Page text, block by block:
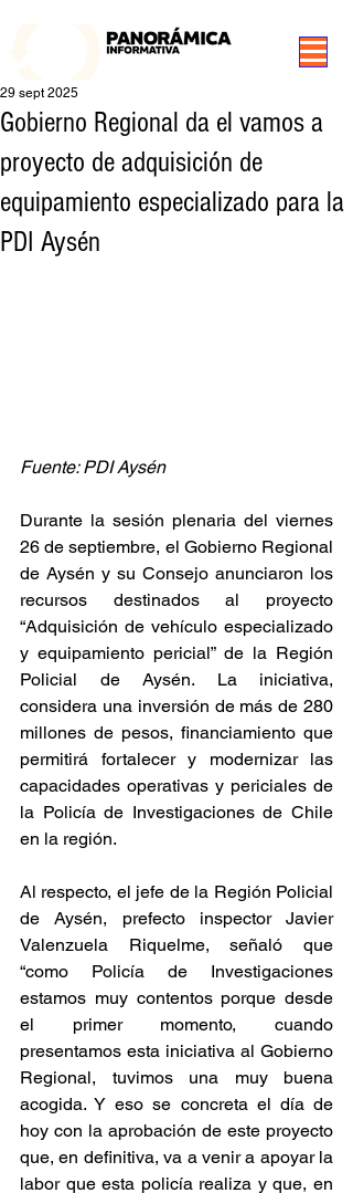
Gobierno Regional da el vamos a
proyecto de adquisición de
equipamiento especializado para la
PDI Aysén
29 sept 2025
Fuente: PDI Aysén
Durante la sesión plenaria del viernes
26 de septiembre, el Gobierno Regional
de Aysén y su Consejo anunciaron los
recursos destinados al proyecto
“Adquisición de vehículo especializado
y equipamiento pericial” de la Región
Policial de Aysén. La iniciativa,
considera una inversión de más de 280
millones de pesos, financiamiento que
permitirá fortalecer y modernizar las
capacidades operativas y periciales de
la Policía de Investigaciones de Chile
en la región.
Al respecto, el jefe de la Región Policial
de Aysén, prefecto inspector Javier
Valenzuela Riquelme, señaló que
“como Policía de Investigaciones
estamos muy contentos porque desde
el primer momento, cuando
presentamos esta iniciativa al Gobierno
Regional, tuvimos una muy buena
acogida. Y eso se concreta el día de
hoy con la aprobación de este proyecto
que, en definitiva, va a venir a apoyar la
labor que esta policía realiza y que, en